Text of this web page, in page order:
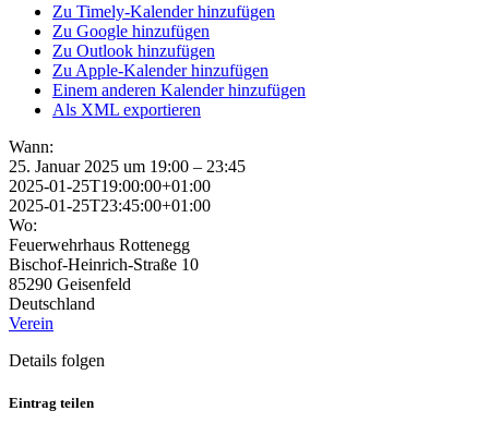
Zu Timely-Kalender hinzufügen
Zu Google hinzufügen
Zu Outlook hinzufügen
Zu Apple-Kalender hinzufügen
Einem anderen Kalender hinzufügen
Als XML exportieren
Wann:
25. Januar 2025 um 19:00 – 23:45
2025-01-25T19:00:00+01:00
2025-01-25T23:45:00+01:00
Wo:
Feuerwehrhaus Rottenegg
Bischof-Heinrich-Straße 10
85290 Geisenfeld
Deutschland
Verein
Details folgen
Eintrag teilen